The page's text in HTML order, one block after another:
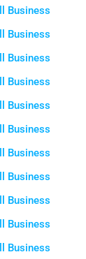
Business
Business
Business
Business
Business
Business
Business
Business
Business
Business
Business